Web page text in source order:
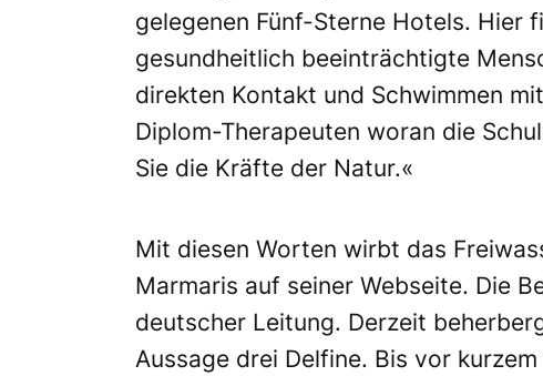
gelegenen Fünf-Sterne Hotels. Hier
gesundheitlich beeinträchtigte
direkten Kontakt und Schwimmen
Diplom-Therapeuten woran die
Sie die Kräfte der Natur.«
Mit diesen Worten wirbt das
Marmaris auf seiner Webseite. Die
deutscher Leitung. Derzeit
Aussage drei Delfine. Bis vor